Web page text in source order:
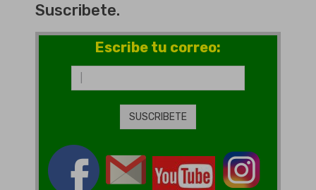
Suscribete.
Escribe tu correo: